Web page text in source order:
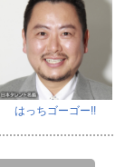
はっちゴーゴー!!